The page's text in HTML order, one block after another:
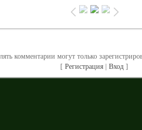
комментарии могут только
[Регистрация |Вход ]